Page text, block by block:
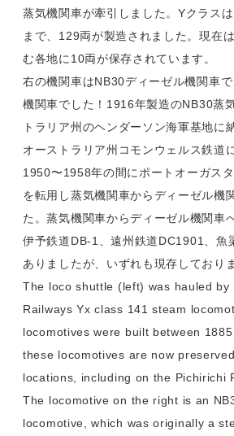
蒸気機関車が牽引しました。Yクラス
まで、129両が製造されました。現在
む各地に10両が保存されています。
右の機関車はNB30ディーゼル機関車
機関車でした！1916年製造のNB30蒸
トラリア州のヘンダーソン海軍基地に
オーストラリア州コモンウェルス鉄道
1950〜1958年の間にポートオーガス
を転用し蒸気機関車からディーゼル機
た。蒸気機関車からディーゼル機関車
伊予鉄道DB-1、遠州鉄道DC1901、魚
ありましたが、いずれも現存しており
The loco shuttle (left) was hauled by
Railways Yx class 141 steam
locomotives were built between
these locomotives are now
locations, including on the Pichirichi
The locomotive on the right is an
locomotive, which was originally a